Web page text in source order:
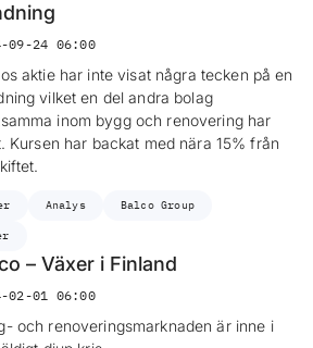
09-24 06:00
aktie har inte visat några tecken på en
vilket en del andra bolag
inom bygg och renovering har
Kursen har backat med nära 15% från
Analys Balco Group
– Växer i Finland
02-01 06:00
och renoveringsmarknaden är inne i